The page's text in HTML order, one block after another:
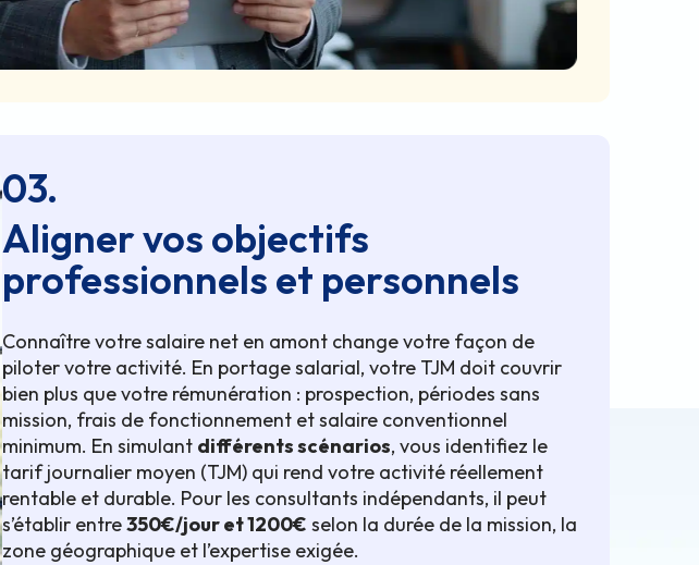
03.
Aligner vos objectifs
professionnels et personnels
Connaître votre salaire net en amont change votre façon de
piloter votre activité. En portage salarial, votre TJM doit couvrir
bien plus que votre rémunération : prospection, périodes sans
mission, frais de fonctionnement et salaire conventionnel
minimum. En simulant différents scénarios, vous identifiez le
tarif journalier moyen (TJM) qui rend votre activité réellement
rentable et durable. Pour les consultants indépendants, il peut
s’établir entre350€/jour et 1200€ selon la durée de la mission, la
zone géographique et l’expertise exigée.